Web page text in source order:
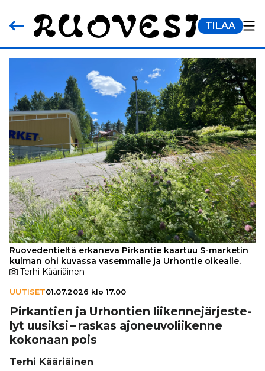
TILAA
Ruovedentieltä erkaneva Pirkantie kaartuu S-marketin
kulman ohi kuvassa vasemmalle ja Urhontie oikealle.
Terhi Kääriäinen
UUTISET01.07.2026 klo 17.00
Pir­kan­tien ja Urhontien lii­ken­ne­jär­jes­te­
lyt uusiksi – raskas ajo­neu­vo­lii­kenne
kokonaan pois
Terhi Kääriäinen